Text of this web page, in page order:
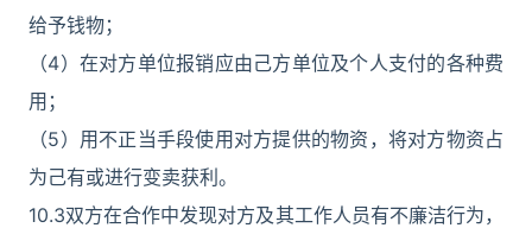
给予钱物；
（4）在对方单位报销应由己方单位及个人支付的各种费
用；
（5）用不正当手段使用对方提供的物资，将对方物资占
为己有或进行变卖获利。
10.3双方在合作中发现对方及其工作人员有不廉洁行为，